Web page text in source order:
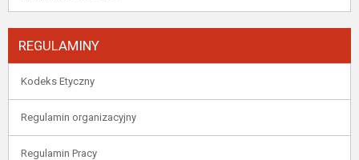
REGULAMINY
Kodeks Etyczny
Regulamin organizacyjny
Regulamin Pracy